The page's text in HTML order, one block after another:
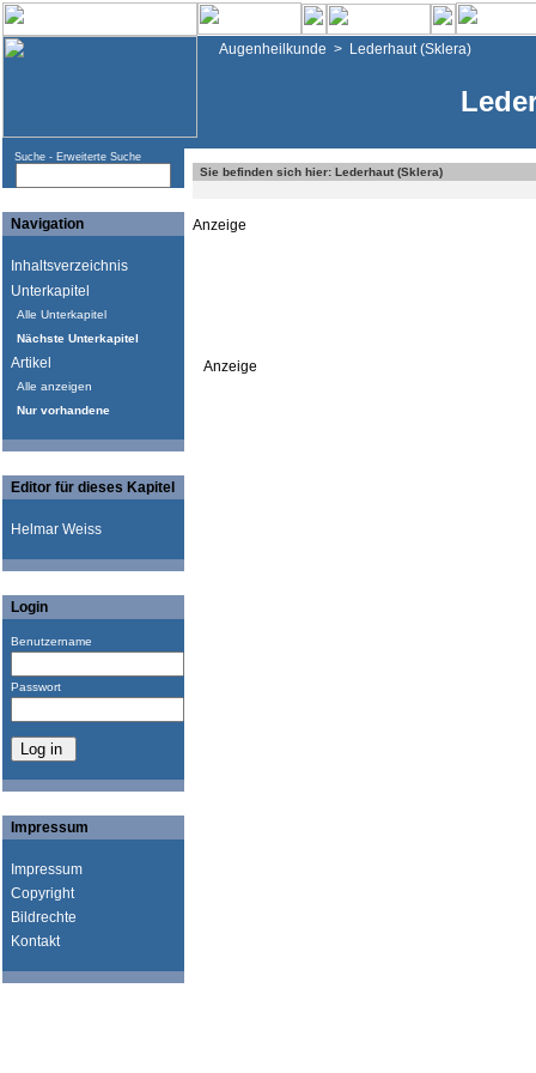
Augenheilkunde > Lederhaut (Sklera)
Suche - Erweiterte Suche
Navigation
Inhaltsverzeichnis
Unterkapitel
Alle Unterkapitel
Nächste Unterkapitel
Artikel
Alle anzeigen
Nur vorhandene
Editor für dieses Kapitel
Helmar Weiss
Login
Benutzername
Passwort
Impressum
Impressum
Copyright
Bildrechte
Kontakt
Sie befinden sich hier: Lederhaut (Sklera)
Anzeige
Anzeige